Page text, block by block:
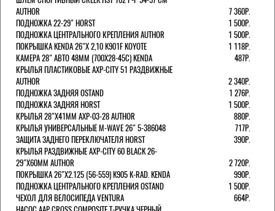
AUTHOR
7 360Р.
ПОДНОЖКА 22-29" HORST
1 500Р.
ПОДНОЖКА ЦЕНТРАЛЬНОГО КРЕПЛЕНИЯ AUTHOR
1 500Р.
ПОКРЫШКА KENDA 26"Х 2,10 K901F KOYOTE
1 118Р.
КАМЕРА 28" АВТО 48ММ (700Х28-45С) KENDA
487Р.
КРЫЛЬЯ ПЛАСТИКОВЫЕ AXP-CITY 51 РАЗДВИЖНЫЕ
AUTHOR
2 340Р.
ПОДНОЖКА ЗАДНЯЯ OSTAND
1 276Р.
ПОДНОЖКА ЗАДНЯЯ HORST
1 500Р.
КРЫЛЬЯ 28"Х41ММ AXP-03-28 AUTHOR
880Р.
КРЫЛЬЯ УНИВЕРСАЛЬНЫЕ M-WAVE 26" 5-386048
717Р.
ЗАЩИТА ЗАДНЕГО ПЕРЕКЛЮЧАТЕЛЯ HORST
390Р.
КРЫЛЬЯ РАЗДВИЖНЫЕ AXP-CITY 60 BLACK 26-
29"Х60ММ AUTHOR
2 720Р.
ПОКРЫШКА 26"Х2.125 (56-559) K905 K-RAD. KENDA
990Р.
ПОДНОЖКА ЦЕНТРАЛЬНОГО КРЕПЛЕНИЯ OSTAND
1 500Р.
ЧЕХОЛ ДЛЯ ВЕЛОСИПЕДА VENTURA
664Р.